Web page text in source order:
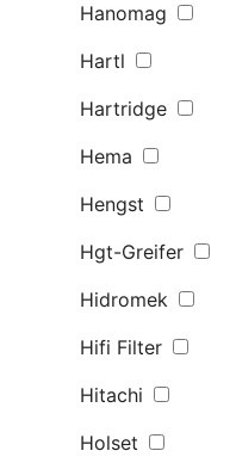
Hanomag
Hartl
Hartridge
Hema
Hengst
Hgt-Greifer
Hidromek
Hifi Filter
Hitachi
Holset